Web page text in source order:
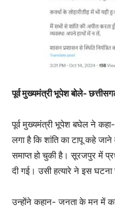
पूर्व मुख्यमंत्री भूपेश बोले-
पूर्व मुख्यमंत्री भूपेश बघेल ने
लगा है कि शांति का टापू कहे
समाप्त हो चुकी है। सूरजपुर में
दी गई। उसी हत्यारे ने इस
उन्होंने कहान- जनता के मन में